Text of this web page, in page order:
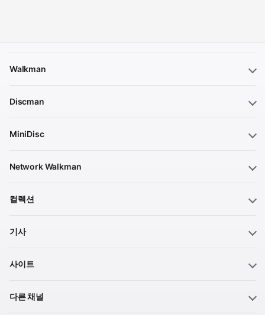
Walkman
Discman
MiniDisc
Network Walkman
컬렉션
기사
사이트
다른 채널